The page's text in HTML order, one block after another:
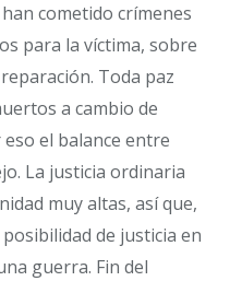
cometido crímenes
para la víctima, sobre
Toda paz
a cambio de
el balance entre
La justicia ordinaria
muy altas, así que,
de justicia en
guerra. Fin del